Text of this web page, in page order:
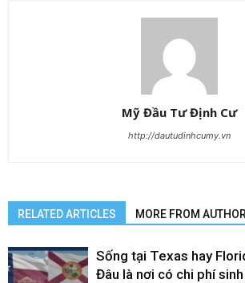
Mỹ Đầu Tư Định Cư
http://dautudinhcumy.vn
RELATED ARTICLES MORE FROM AUTHOR
Sống tại Texas hay
Đâu là nơi có chi phí